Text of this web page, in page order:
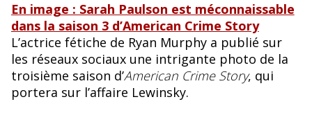
En image : Sarah Paulson est méconnaissable
dans la saison 3 d’American Crime Story
L’actrice fétiche de Ryan Murphy a publié sur
les réseaux sociaux une intrigante photo de la
troisième saison d’American Crime Story, qui
portera sur l’affaire Lewinsky.